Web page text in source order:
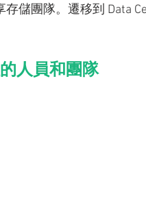
存儲團隊。遷移到 Data
人員和團隊